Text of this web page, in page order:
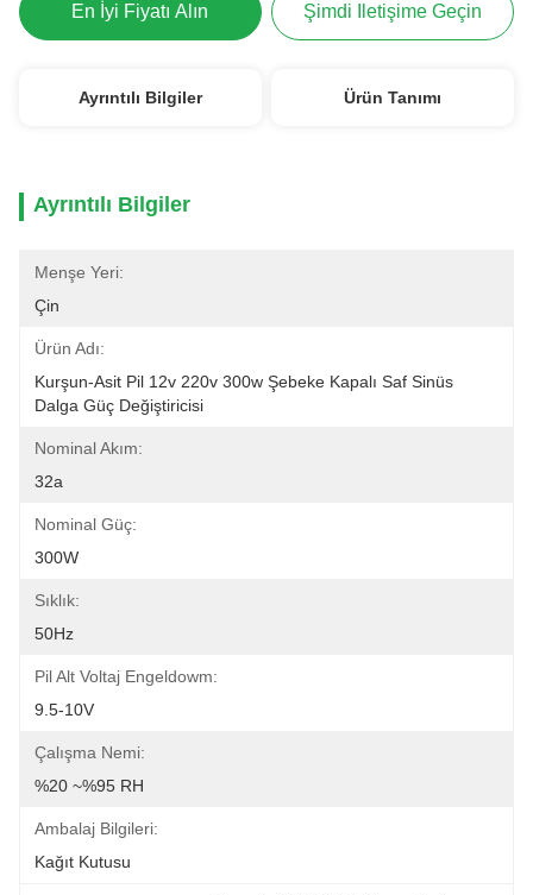
En İyi Fiyatı Alın Şimdi Iletişime Geçin
Ayrıntılı Bilgiler Ürün Tanımı
Ayrıntılı Bilgiler
Menşe Yeri:
Çin
Ürün Adı:
Kurşun-Asit Pil 12v 220v 300w Şebeke Kapalı Saf Sinüs
Dalga Güç Değiştiricisi
Nominal Akım:
32a
Nominal Güç:
300W
Sıklık:
50Hz
Pil Alt Voltaj Engeldowm:
9.5-10V
Çalışma Nemi:
%20 ~%95 RH
Ambalaj Bilgileri:
Kağıt Kutusu